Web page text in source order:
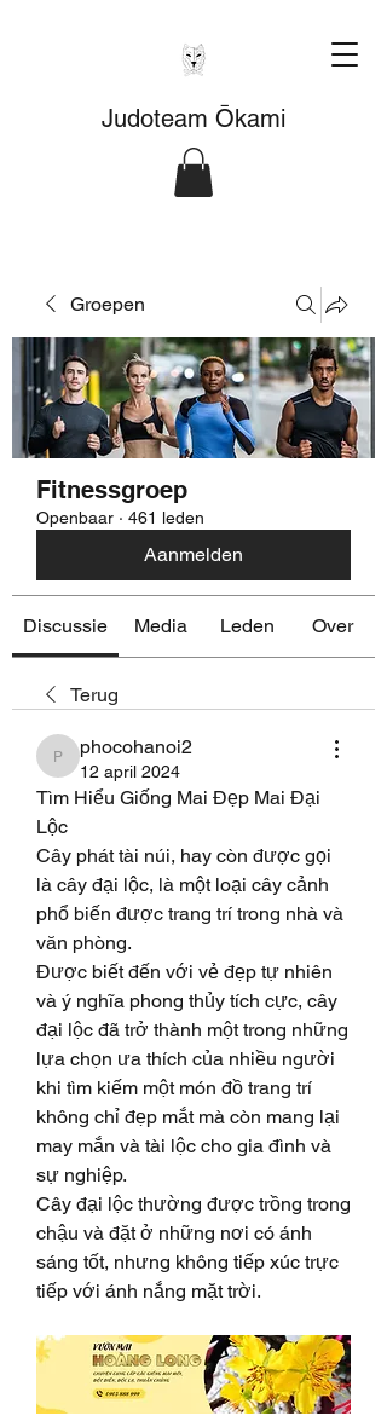
Judoteam Ōkami
Groepen
Fitnessgroep
Openbaar · 461 leden
Aanmelden
Discussie Media Leden Over
Terug
phocohanoi2
phocohanoi2
12 april 2024
Tìm Hiểu Giống Mai Đẹp Mai Đại
Lộc
Cây phát tài núi, hay còn được gọi
là cây đại lộc, là một loại cây cảnh
phổ biến được trang trí trong nhà và
văn phòng.
Được biết đến với vẻ đẹp tự nhiên
và ý nghĩa phong thủy tích cực, cây
đại lộc đã trở thành một trong những
lựa chọn ưa thích của nhiều người
khi tìm kiếm một món đồ trang trí
không chỉ đẹp mắt mà còn mang lại
may mắn và tài lộc cho gia đình và
sự nghiệp.
Cây đại lộc thường được trồng trong
chậu và đặt ở những nơi có ánh
sáng tốt, nhưng không tiếp xúc trực
tiếp với ánh nắng mặt trời.